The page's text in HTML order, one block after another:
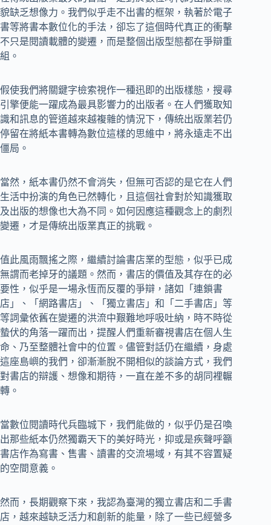
貌缺乏想像力。我們似乎走不出書的框架，執著於電子
書等將書本數位化的手法，卻忘了這個時代真正的衝擊
不只是閱讀載體的變遷，而是整個出版型態都在爭辯重
組。
假使我們將關鍵字檢索視作一種迅即的出版樣態，搜尋
引擎便能一躍成為最具影響力的出版者。在人們獲取知
識和訊息的管道越來越複雜的情況下，傳統出版業若仍
停留在將紙本書轉為數位這樣的思維中，將永遠走不出
僵局。
當然，紙本書仍然不會消失，但無可否認的是它在人們
生活中扮演的角色已然轉化，且這個社會對於知識獲取
及出版的想像也大為不同。如何因應這種觀念上的劇烈
變遷，才是傳統出版業真正的挑戰。
值此風雨飄搖之際，繼續討論書店業的型態，似乎已成
無謂而老掉牙的議題。然而，書店的價值及其存在的必
要性，似乎是一場永恆而反覆的爭辯，諸如「連鎖書
店」、「網路書店」、「獨立書店」和「二手書店」等
等詞彙依舊在變遷的洪流中艱難地呼吸吐納，時不時從
蟄伏的角落一躍而出，提醒人們重新審視書店在個人生
命、乃至整體社會中的位置。儘管對話仍在繼續，身處
這座島嶼的我們，卻漸漸脫不開相似的談論方式，我們
對書店的辯護、想像和期待，一直在差不多的胡同裡輾
轉。
當數位閱讀時代兵臨城下，我們能做的，似乎仍是召喚
出那些紙本仍然獨霸天下的美好時光，抑或是疾聲呼籲
書店作為寫書、售書、讀書的交流場域，有其不容置疑
的空間意義。
然而，長期觀察下來，我認為臺灣的獨立書店和二手書
店，越來越缺乏活力和創新的能量，除了一些已經營多